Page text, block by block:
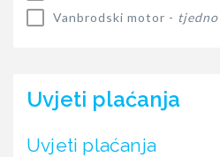
Vanbrodski motor - tjedno
Uvjeti plaćanja
Uvjeti plaćanja